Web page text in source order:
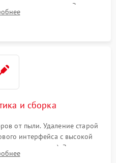
дорожек. Замена
SSD или лазерной головки
и сборка
от пыли. Удаление старой
интерфейса с высокой
металла). Замена
консоли и подключение